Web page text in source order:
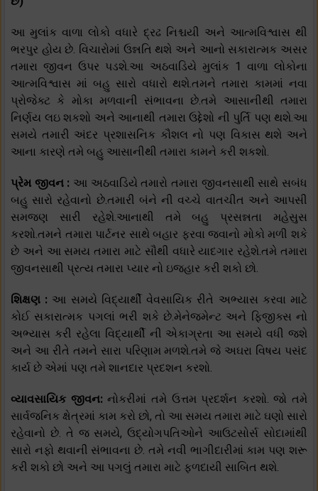
આ મુલાંક વાળા લોકો વધારે દ્રઢ નિશ્ચયી અને આત્મવિશ્વાસ થી
ભરપુર હોય છે. વિચારોમાં ઉન્નતિ થશે અને આનો સકારાત્મક અસર
તમારા જીવન ઉપર પડશે.આ અઠવાડિયે મુલાંક 1 વાળા લોકોના
આત્મવિશ્વાસ માં બહુ સારો વધારો થશે.તમને તમારા કામમાં નવા
પ્રોજેક્ટ કે મોકા મળવાની સંભાવના છે.તમે આસાનીથી તમારા
નિર્ણય લઇ શકશો અને આનાથી તમારા ઉદ્દેશો ની પુર્તિ પણ થશે.આ
સમયે તમારી અંદર પ્રશાસનિક કૌશલ નો પણ વિકાસ થશે અને
આના કારણે તમે બહુ આસાનીથી તમારા કામને કરી શકશો.
પ્રેમ જીવન : આ અઠવાડિયે તમારો તમારા જીવનસાથી સાથે સબંધ
બહુ સારો રહેવાનો છે.તમારી બંને ની વચ્ચે વાતચીત અને આપસી
સમજણ સારી રહેશે.આનાથી તમે બહુ પ્રસન્નતા મહેસુસ
કરશો.તમને તમારા પાર્ટનર સાથે બહાર ફરવા જવાનો મોકો મળી શકે
છે અને આ સમય તમારા માટે સૌથી વધારે યાદગાર રહેશે.તમે તમારા
જીવનસાથી પ્રત્ય તમારા પ્યાર નો ઇજહાર કરી શકો છો.
શિક્ષણ : આ સમયે વિદ્યાર્થી વેવસાયિક રીતે અભ્યાસ કરવા માટે
કોઈ સકારાત્મક પગલાં ભરી શકે છે.મેનેજમેન્ટ અને ફિજીક્સ નો
અભ્યાસ કરી રહેલા વિદ્યાર્થી ની એકાગ્રતા આ સમયે વધી જશે
અને આ રીતે તમને સારા પરિણામ મળશે.તમે જે અઘરા વિષય પસંદ
કાર્ય છે એમાં પણ તમે શાનદાર પ્રદશન કરશો.
વ્યાવસાયિક જીવન:નોકરીમાં તમે ઉત્તમ પ્રદર્શન કરશો. જો તમે
સાર્વજનિક ક્ષેત્રમાં કામ કરો છો, તો આ સમય તમારા માટે ઘણો સારો
રહેવાનો છે. તે જ સમયે, ઉદ્યોગપતિઓને આઉટસોર્સ સોદામાંથી
સારો નફો થવાની સંભાવના છે. તમે નવી ભાગીદારીમાં કામ પણ શરૂ
કરી શકો છો અને આ પગલું તમારા માટે ફળદાયી સાબિત થશે.